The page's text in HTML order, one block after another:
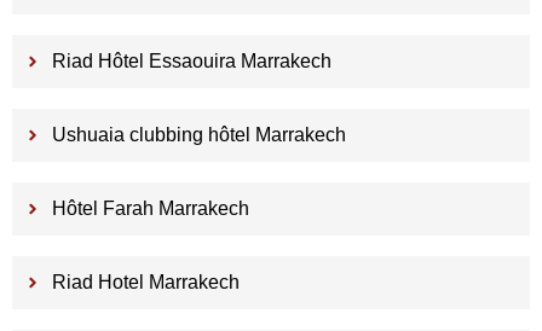
Riad Hôtel Essaouira Marrakech
Ushuaia clubbing hôtel Marrakech
Hôtel Farah Marrakech
Riad Hotel Marrakech